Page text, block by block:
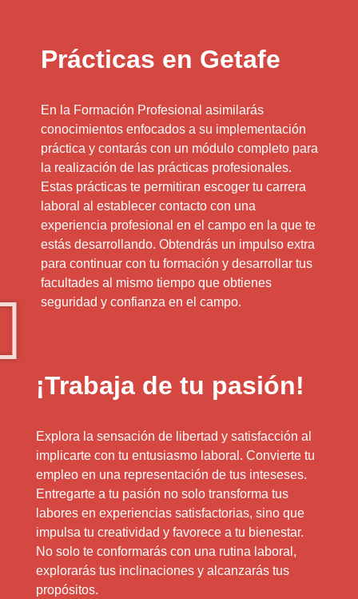
Prácticas en Getafe
En la Formación Profesional asimilarás
conocimientos enfocados a su implementación
práctica y contarás con un módulo completo para
la realización de las prácticas profesionales.
Estas prácticas te permitiran escoger tu carrera
laboral al establecer contacto con una
experiencia profesional en el campo en la que te
estás desarrollando. Obtendrás un impulso extra
para continuar con tu formación y desarrollar tus
facultades al mismo tiempo que obtienes
seguridad y confianza en el campo.
¡Trabaja de tu pasión!
Explora la sensación de libertad y satisfacción al
implicarte con tu entusiasmo laboral. Convierte tu
empleo en una representación de tus inteseses.
Entregarte a tu pasión no solo transforma tus
labores en experiencias satisfactorias, sino que
impulsa tu creatividad y favorece a tu bienestar.
No solo te conformarás con una rutina laboral,
explorarás tus inclinaciones y alcanzarás tus
propósitos.